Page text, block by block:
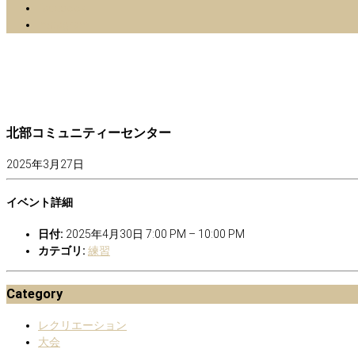
北部コミュニティーセンター
2025年3月27日
イベント詳細
日付: 2025年4月30日 7:00 PM – 10:00 PM
カテゴリ: 練習
Category
レクリエーション
大会